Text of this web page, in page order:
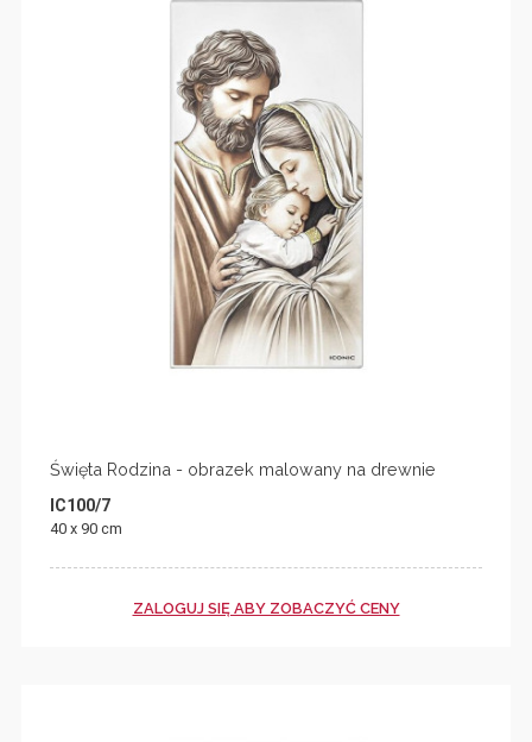
Święta Rodzina - obrazek malowany na drewnie
IC100/7
40 x 90 cm
ZALOGUJ SIĘ ABY ZOBACZYĆ CENY